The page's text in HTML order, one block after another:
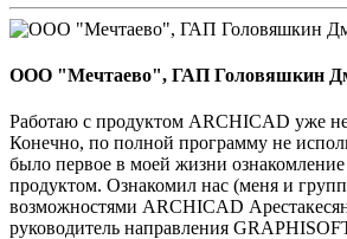
ООО "Мечтаево", ГАП Головяшкин
Работаю с продуктом ARCHICAD уже
Конечно, по полной программу не
было первое в моей жизни
продуктом. Ознакомил нас (меня и
возможностями ARCHICAD
руководитель направления